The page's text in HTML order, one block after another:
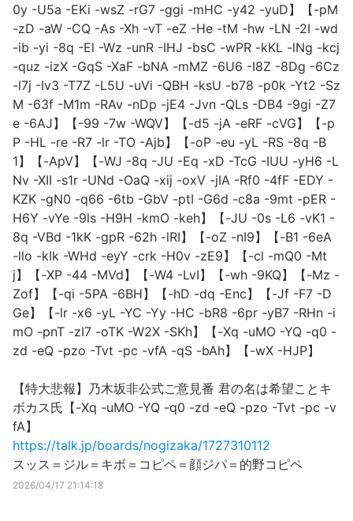
0y -U5a -EKi -wsZ -rG7 -ggi -mHC -y42 -yuD】【-pM
-zD -aW -CQ -As -Xh -vT -eZ -He -tM -hw -LN -2I -wd
-ib -yi -8q -El -Wz -unR -IHJ -bsC -wPR -kKL -lNg -kcj
-quz -izX -GqS -XaF -bNA -mMZ -6U6 -I8Z -8Dg -6Cz
-l7j -Iv3 -T7Z -L5U -uVi -QBH -ksU -b78 -p0k -Yt2 -Sz
M -63f -M1m -RAv -nDp -jE4 -Jvn -QLs -DB4 -9gi -Z7
e -6AJ】【-99 -7w -WQV】【-d5 -jA -eRF -cVG】【-p
P -HL -re -R7 -lr -TO -Ajb】【-oP -eu -yL -RS -8q -B
1】【-ApV】【-WJ -8q -JU -Eq -xD -TcG -IUU -yH6 -L
Nv -XII -s1r -UNd -OaQ -xij -oxV -jIA -Rf0 -4fF -EDY -
KZK -gN0 -q66 -6tb -GbV -ptI -G6d -c8a -9mt -pER -
H6Y -vYe -9ls -H9H -kmO -keh】【-JU -0s -L6 -vK1 -
8q -VBd -1kK -gpR -62h -lRI】【-oZ -nI9】【-B1 -6eA
-llo -kIk -WHd -eyY -crk -H0v -zE9】【-cl -mQ0 -Mt
j】【-XP -44 -MVd】【-W4 -LvI】【-wh -9KQ】【-Mz -
Zof】【-qi -5PA -6BH】【-hD -dq -Enc】【-Jf -F7 -D
Ge】【-lr -x6 -yL -YC -Yy -HC -bR8 -6pr -yB7 -RHn -i
mO -pnT -zI7 -oTK -W2X -SKh】【-Xq -uMO -YQ -q0 -
zd -eQ -pzo -Tvt -pc -vfA -qS -bAh】【-wX -HJP】
【特大悲報】乃木坂非公式ご意見番 君の名は希望ことキ
ボカス氏【-Xq -uMO -YQ -q0 -zd -eQ -pzo -Tvt -pc -v
fA】
https://talk.jp/boards/nogizaka/1727310112
スッス＝ジル＝キボ＝コピペ＝顔ジパ＝的野コピペ
2026/04/17 21:14:18